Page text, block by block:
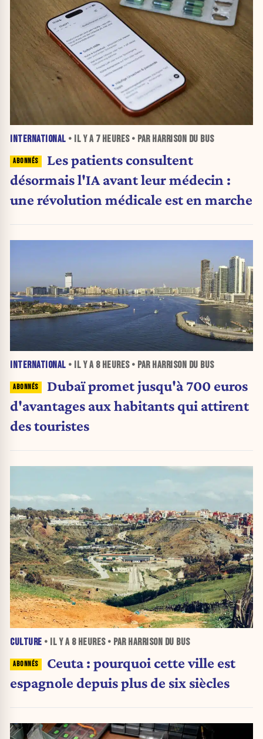
INTERNATIONAL • IL Y A 7 HEURES• PAR HARRISON DU BUS
Les patients consultent
désormais l'IA avant leur médecin :
une révolution médicale est en marche
INTERNATIONAL • IL Y A 8 HEURES• PAR HARRISON DU BUS
Dubaï promet jusqu'à 700 euros
d'avantages aux habitants qui attirent
des touristes
CULTURE • IL Y A 8 HEURES• PAR HARRISON DU BUS
Ceuta : pourquoi cette ville est
espagnole depuis plus de six siècles